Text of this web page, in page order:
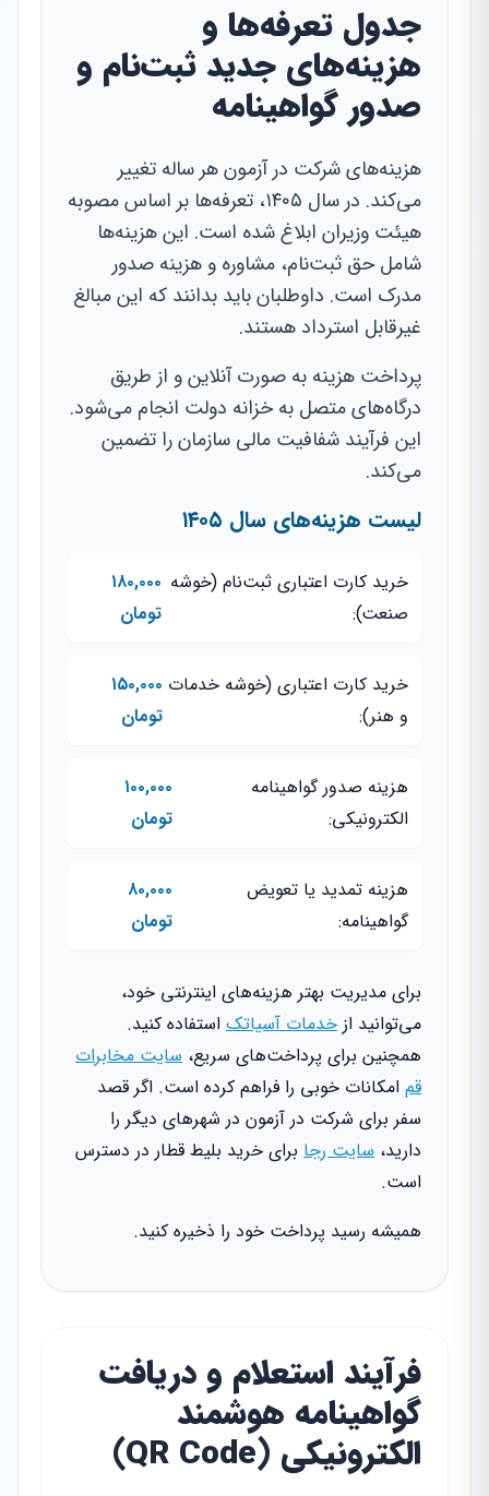
جدول تعرفه‌ها و
هزینه‌های جدید ثبت‌نام و
صدور گواهینامه
هزینه‌های شرکت در آزمون هر ساله تغییر
می‌کند. در سال ۱۴۰۵، تعرفه‌ها بر اساس مصوبه
هیئت وزیران ابلاغ شده است. این هزینه‌ها
شامل حق ثبت‌نام، مشاوره و هزینه صدور
مدرک است. داوطلبان باید بدانند که این مبالغ
غیرقابل استرداد هستند.
پرداخت هزینه به صورت آنلاین و از طریق
درگاه‌های متصل به خزانه دولت انجام می‌شود.
این فرآیند شفافیت مالی سازمان را تضمین
می‌کند.
لیست هزینه‌های سال ۱۴۰۵
خرید کارت اعتباری ثبت‌نام (خوشه
صنعت):
۱۸۰,۰۰۰
تومان
خرید کارت اعتباری (خوشه خدمات
و هنر):
۱۵۰,۰۰۰
تومان
هزینه صدور گواهینامه
الکترونیکی:
۱۰۰,۰۰۰
تومان
هزینه تمدید یا تعویض
گواهینامه:
۸۰,۰۰۰
تومان
برای مدیریت بهتر هزینه‌های اینترنتی خود،
می‌توانید از خدمات آسیاتک استفاده کنید.
همچنین برای پرداخت‌های سریع، سایت مخابرات
قم امکانات خوبی را فراهم کرده است. اگر قصد
سفر برای شرکت در آزمون در شهرهای دیگر را
دارید، سایت رجا برای خرید بلیط قطار در دسترس
است.
همیشه رسید پرداخت خود را ذخیره کنید.
فرآیند استعلام و دریافت
گواهینامه هوشمند
الکترونیکی (QR Code)